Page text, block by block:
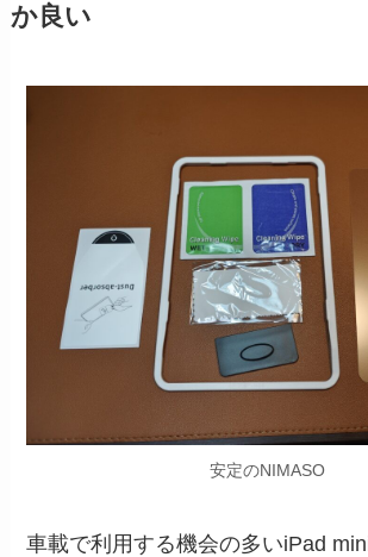
か良い
安定のNIMASO
車載で利用する機会の多いiPad